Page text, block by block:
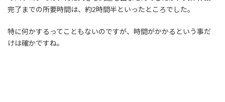
完了までの所要時間は、約2時間半といったところでした。
特に何かするってこともないのですが、時間がかかるという事だ
けは確かですね。